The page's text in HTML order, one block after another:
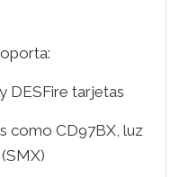
DESFire tarjetas
como CD97BX, luz